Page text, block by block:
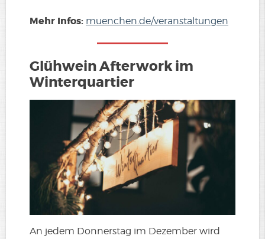
Mehr Infos: muenchen.de/veranstaltungen
Glühwein Afterwork im
Winterquartier
An jedem Donnerstag im Dezember wird